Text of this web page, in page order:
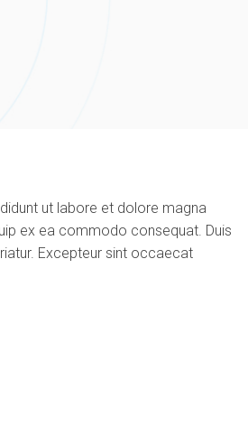
ut labore et dolore magna
ex ea commodo consequat. Duis
Excepteur sint occaecat